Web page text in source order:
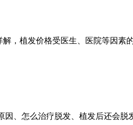
，植发价格受医生、医院等因素
、怎么治疗脱发、植发后还会